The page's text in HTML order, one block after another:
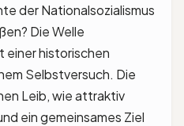
der Nationalsozialismus
Die Welle
historischen
Selbstversuch. Die
Leib, wie attraktiv
ein gemeinsames Ziel